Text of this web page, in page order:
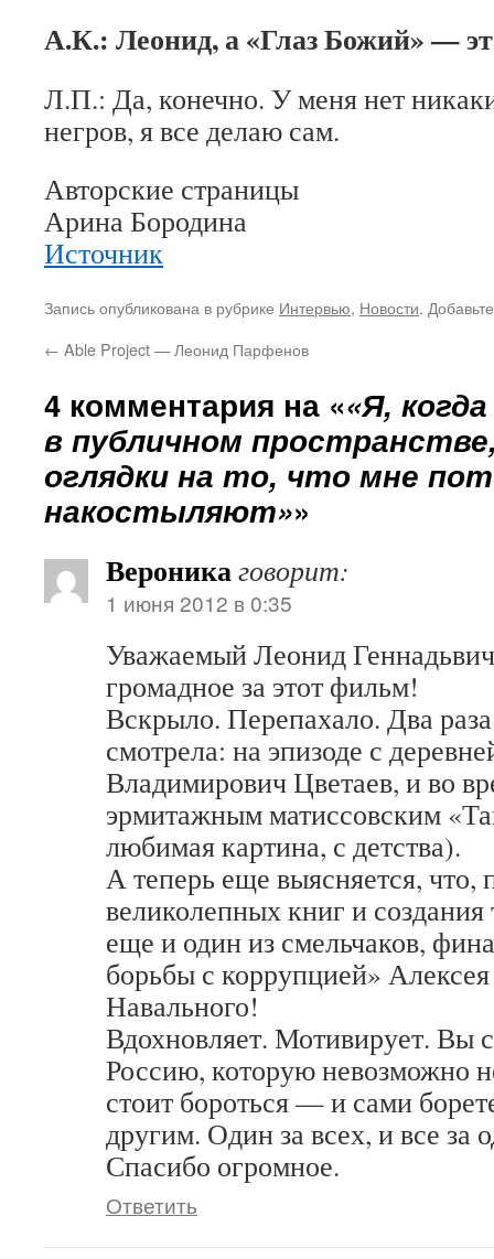
А.К.: Леонид, а «Глаз Божий» —
Л.П.: Да, конечно. У меня нет
негров, я все делаю сам.
Авторские страницы
Арина Бородина
Источник
Запись опубликована в рубрике Интервью, Новости.
← Able Project — Леонид Парфенов
4 комментария на ««Я,
в публичном
оглядки на то, что мне
накостыляют»»
Вероникаговорит:
1 июня 2012 в 0:35
Уважаемый Леонид
громадное за этот фильм!
Вскрыло. Перепахало. Два
смотрела: на эпизоде с
Владимирович Цветаев, и во
эрмитажным матиссовским
любимая картина, с детства).
А теперь еще выясняется,
великолепных книг и
еще и один из смельчаков,
борьбы с коррупцией»
Навального!
Вдохновляет. Мотивирует. Вы
Россию, которую невозможно
стоит бороться — и сами
другим. Один за всех, и все за
Спасибо огромное.
Ответить